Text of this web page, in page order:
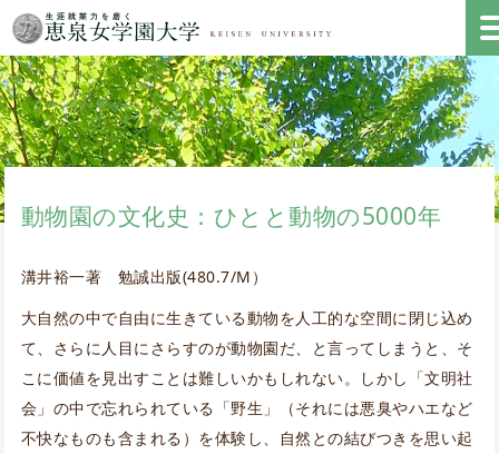
動物園の文化史：ひとと動物の5000年
溝井裕一著 勉誠出版(480.7/M）
大自然の中で自由に生きている動物を人工的な空間に閉じ込め
て、さらに人目にさらすのが動物園だ、と言ってしまうと、そ
こに価値を見出すことは難しいかもしれない。しかし「文明社
会」の中で忘れられている「野生」（それには悪臭やハエなど
不快なものも含まれる）を体験し、自然との結びつきを思い起